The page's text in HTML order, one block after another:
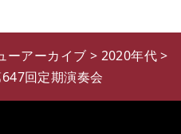
ーアーカイブ > 2020年代>
回定期演奏会